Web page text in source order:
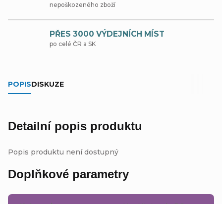
nepoškozeného zboží
PŘES 3000 VÝDEJNÍCH MÍST
po celé ČR a SK
POPISDISKUZE
Detailní popis produktu
Popis produktu není dostupný
Doplňkové parametry